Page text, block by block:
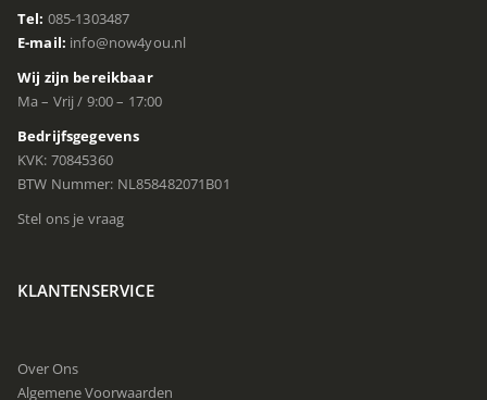
Tel: 085-1303487
E-mail: info@now4you.nl
Wij zijn bereikbaar
Ma – Vrij / 9:00 – 17:00
Bedrijfsgegevens
KVK: 70845360
BTW Nummer: NL858482071B01
Stel ons je vraag
KLANTENSERVICE
Over Ons
Algemene Voorwaarden